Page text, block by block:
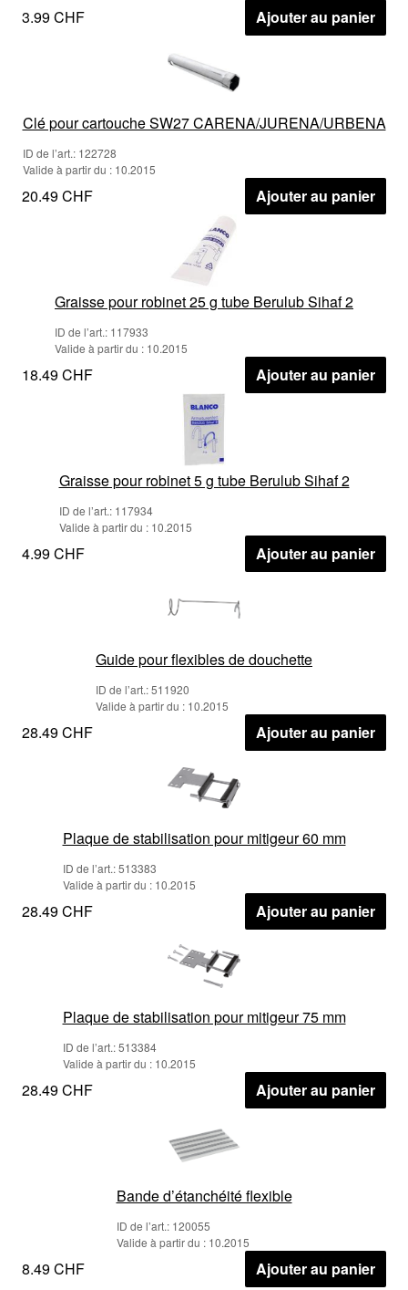
3.99 CHF Ajouter au panier
Clé pour cartouche SW27 CARENA/JURENA/URBENA
ID de l’art.: 122728
Valide à partir du : 10.2015
20.49 CHF Ajouter au panier
Graisse pour robinet 25 g tube Berulub Sihaf 2
ID de l’art.: 117933
Valide à partir du : 10.2015
18.49 CHF Ajouter au panier
Graisse pour robinet 5 g tube Berulub Sihaf 2
ID de l’art.: 117934
Valide à partir du : 10.2015
4.99 CHF Ajouter au panier
Guide pour flexibles de douchette
ID de l’art.: 511920
Valide à partir du : 10.2015
28.49 CHF Ajouter au panier
Plaque de stabilisation pour mitigeur 60 mm
ID de l’art.: 513383
Valide à partir du : 10.2015
28.49 CHF Ajouter au panier
Plaque de stabilisation pour mitigeur 75 mm
ID de l’art.: 513384
Valide à partir du : 10.2015
28.49 CHF Ajouter au panier
Bande d’étanchéité flexible
ID de l’art.: 120055
Valide à partir du : 10.2015
8.49 CHF Ajouter au panier